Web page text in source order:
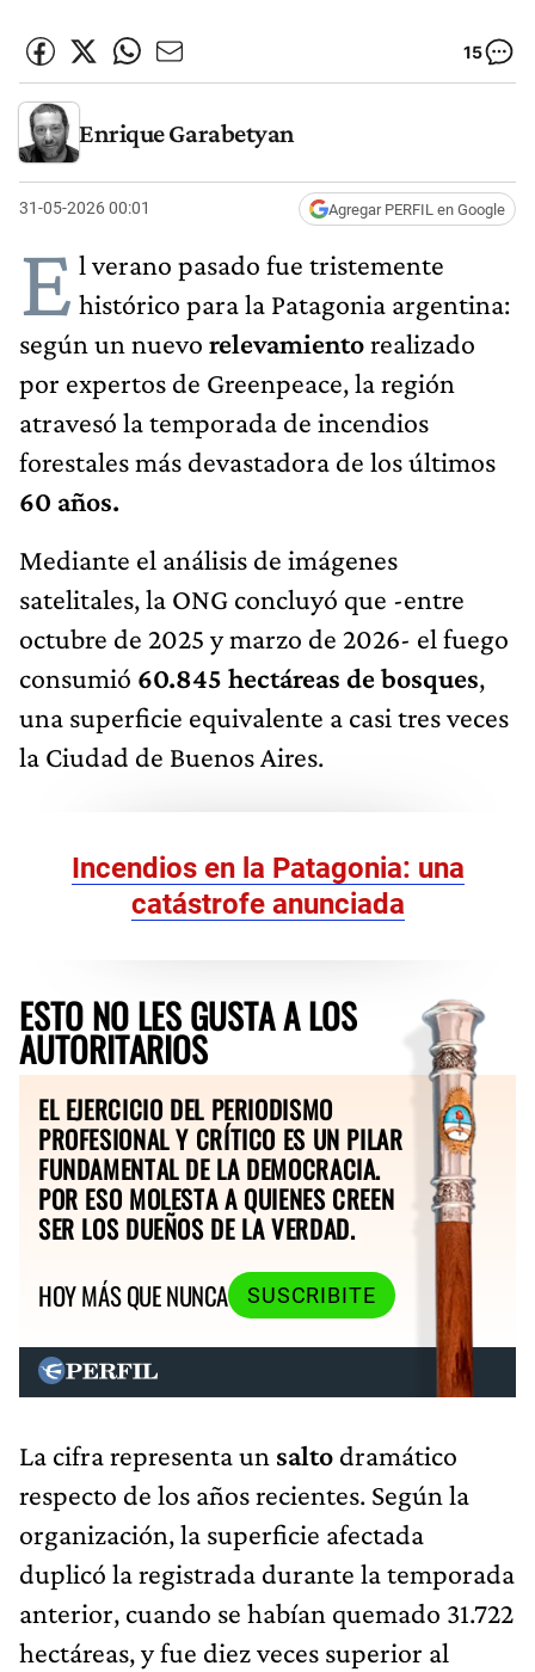
15
Enrique Garabetyan
31-05-2026 00:01 Agregar PERFIL en Google
E l verano pasado fue tristemente
histórico para la Patagonia argentina:
según un nuevo relevamientorealizado
por expertos de Greenpeace, la región
atravesó la temporada de incendios
forestales más devastadora de los últimos
60 años.
Mediante el análisis de imágenes
satelitales, la ONG concluyó que -entre
octubre de 2025 y marzo de 2026- el fuego
consumió 60.845 hectáreas de bosques,
una superficie equivalente a casi tres veces
la Ciudad de Buenos Aires.
Incendios en la Patagonia: una
catástrofe anunciada
ESTO NO LES GUSTA A LOS
AUTORITARIOS
EL EJERCICIO DEL PERIODISMO
PROFESIONAL Y CRÍTICO ES UN PILAR
FUNDAMENTAL DE LA DEMOCRACIA.
POR ESO MOLESTA A QUIENES CREEN
SER LOS DUEÑOS DE LA VERDAD.
HOY MÁS QUE NUNCA
SUSCRIBITE
La cifra representa un salto dramático
respecto de los años recientes. Según la
organización, la superficie afectada
duplicó la registrada durante la temporada
anterior, cuando se habían quemado 31.722
hectáreas, y fue diez veces superior al